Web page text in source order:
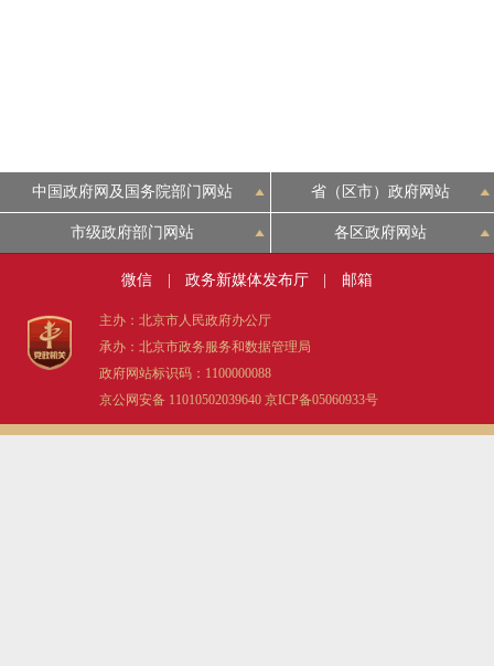
中国政府网及国务院部门网站 省（区市）政府网站
市级政府部门网站 各区政府网站
微信 政务新媒体发布厅 邮箱
主办：北京市人民政府办公厅
承办：北京市政务服务和数据管理局
政府网站标识码：1100000088
京公网安备 11010502039640 京ICP备05060933号